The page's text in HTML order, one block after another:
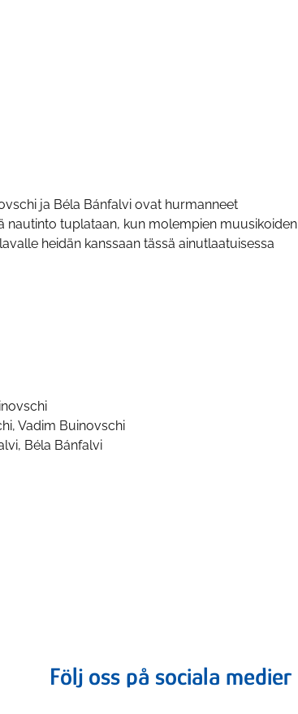
ja Béla Bánfalvi ovat hurmanneet
nautinto tuplataan, kun molempien muusikoiden
heidän kanssaan tässä ainutlaatuisessa
Vadim Buinovschi
Béla Bánfalvi
Följ oss på sociala medier